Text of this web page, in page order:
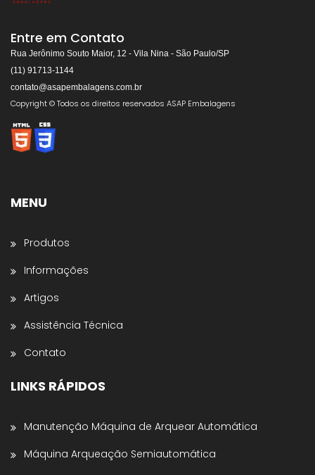
Respondemos rapidamente
👋Olá! Bem-vindo!
Somos especialistas em
Envolvedoras, Filme Stretch, Fitas de Arquear,
Selos para Fitas de Arquear, Aplicador de Filme
Preencha os dados abaixo e o atendimento
Nome da Empresa *
Estado *
Entre em Contato
Rua Jerônimo Souto Maior, 12 - Vila Nina - São Paulo/SP
(11) 91713-1144
contato@asapembalagens.com.br
Copyright © Todos os direitos reservados ASAP Embalagens
MENU
Produtos
Informações
Artigos
Assistência Técnica
Contato
LINKS RÁPIDOS
Manutenção Máquina de Arquear Automática
Máquina Arqueação Semiautomática